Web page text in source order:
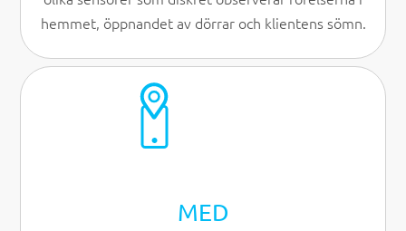
hemmet, öppnandet av dörrar och klientens sömn.
MED